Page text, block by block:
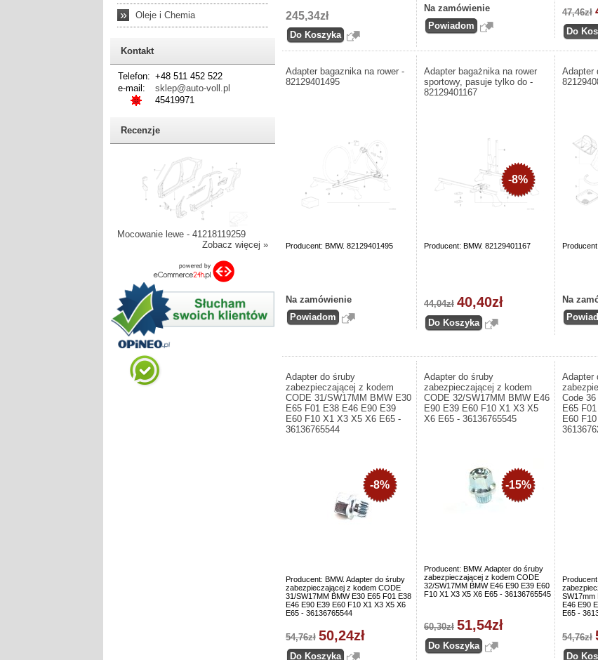
» Oleje i Chemia
Kontakt
Telefon: +48 511 452 522
e-mail:
sklep@auto-voll.pl
45419971
Recenzje
Mocowanie lewe - 41218119259
Zobacz więcej »
245,34zł
Na zamówienie 47,46zł
Adapter bagaznika na rower -
82129401495
Producent: BMW. 82129401495
Na zamówienie
Adapter bagażnika na rower
sportowy, pasuje tylko do -
82129401167
Producent: BMW. 82129401167
-8%
44,04zł 40,40zł
Adapter
Na
Adapter do śruby
zabezpieczającej z kodem
CODE 31/SW17MM BMW E30
E65 F01 E38 E46 E90 E39
E60 F10 X1 X3 X5 X6 E65 -
36136765544
Producent: BMW. Adapter do śruby
zabezpieczającej z kodem CODE
31/SW17MM BMW E30 E65 F01 E38
E46 E90 E39 E60 F10 X1 X3 X5 X6
E65 - 36136765544
-8%
54,76zł 50,24zł
Adapter do śruby
zabezpieczającej z kodem
CODE 32/SW17MM BMW E46
E90 E39 E60 F10 X1 X3 X5
X6 E65 - 36136765545
Producent: BMW. Adapter do śruby
zabezpieczającej z kodem CODE
32/SW17MM BMW E46 E90 E39 E60
F10 X1 X3 X5 X6 E65 - 36136765545
-15%
60,30zł 51,54zł
Adapter
Code
E65
E60
SW17mm
E46 E90
E65 -
54,76zł